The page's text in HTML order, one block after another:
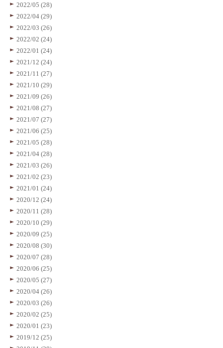
2022/05 (28)
2022/04 (29)
2022/03 (26)
2022/02 (24)
2022/01 (24)
2021/12 (24)
2021/11 (27)
2021/10 (29)
2021/09 (26)
2021/08 (27)
2021/07 (27)
2021/06 (25)
2021/05 (28)
2021/04 (28)
2021/03 (26)
2021/02 (23)
2021/01 (24)
2020/12 (24)
2020/11 (28)
2020/10 (29)
2020/09 (25)
2020/08 (30)
2020/07 (28)
2020/06 (25)
2020/05 (27)
2020/04 (26)
2020/03 (26)
2020/02 (25)
2020/01 (23)
2019/12 (25)